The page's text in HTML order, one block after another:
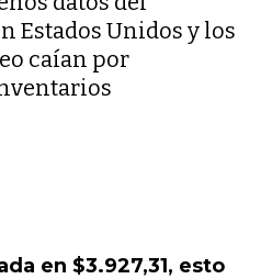
Estados Unidos y los
caían por
en $3.927,31, esto